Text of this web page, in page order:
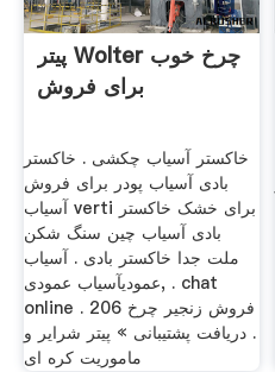
پیتر Wolter چرخ خوب
برای فروش
خاکستر آسیاب چکشی . خاکستر
بادی آسیاب پودر برای فروش
آسیاب verti برای خشک خاکستر
بادی آسیاب چین سنگ شکن
ملت جدا خاکستر بادی . آسیاب
عمودیآسیاب عمودی, . chat
online فروش زنجیر چرخ 206 .
. دریافت پشتیبانی » پیتر شرایر و
ماموریت کره ای